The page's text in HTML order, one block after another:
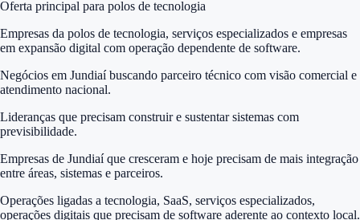
Oferta principal para polos de tecnologia
Empresas da polos de tecnologia, serviços especializados e empresas
em expansão digital com operação dependente de software.
Negócios em Jundiaí buscando parceiro técnico com visão comercial e
atendimento nacional.
Lideranças que precisam construir e sustentar sistemas com
previsibilidade.
Empresas de Jundiaí que cresceram e hoje precisam de mais integração
entre áreas, sistemas e parceiros.
Operações ligadas a tecnologia, SaaS, serviços especializados,
operações digitais que precisam de software aderente ao contexto local.